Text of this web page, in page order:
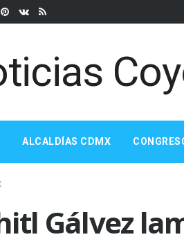
ALCALDÍAS CDMX
Gálvez